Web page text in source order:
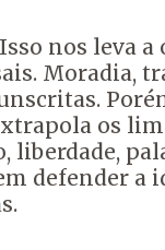
Isso nos leva
Moradia,
os
liberdade,
defender a